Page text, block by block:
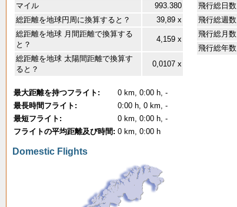
マイル
993.380
総距離を地球円周に換算すると？
39,89 x
総距離を地球 月間距離で換算する
と？
4,159 x
総距離を地球 太陽間距離で換算す
ると？
0,0107 x
飛行総日数
飛行総週数
飛行総月数
飛行総年数
最大距離を持つフライト:
0 km, 0:00 h, -
最長時間フライト:
0:00 h, 0 km, -
最短フライト:
0 km, 0:00 h, -
フライトの平均距離及び時間: 0 km, 0:00 h
Domestic Flights